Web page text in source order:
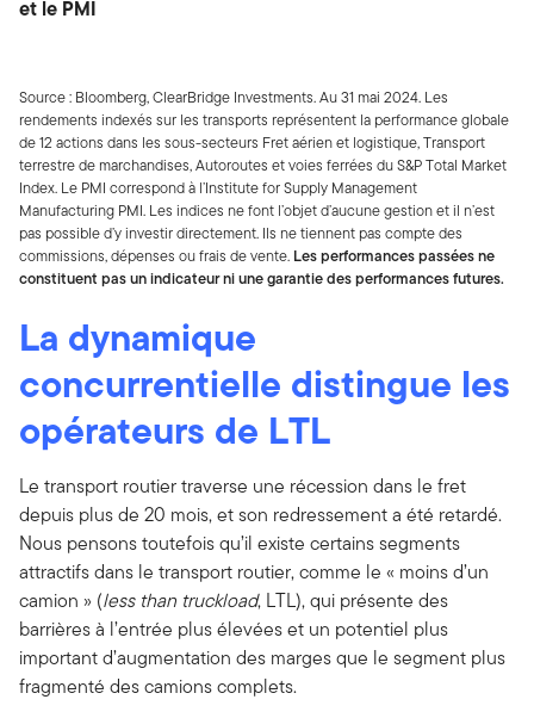
et le PMI
Source : Bloomberg, ClearBridge Investments. Au 31 mai 2024. Les
rendements indexés sur les transports représentent la performance globale
de 12 actions dans les sous-secteurs Fret aérien et logistique, Transport
terrestre de marchandises, Autoroutes et voies ferrées du S&P Total Market
Index. Le PMI correspond à l’Institute for Supply Management
Manufacturing PMI. Les indices ne font l’objet d’aucune gestion et il n’est
pas possible d’y investir directement. Ils ne tiennent pas compte des
commissions, dépenses ou frais de vente. Les performances passées ne
constituent pas un indicateur ni une garantie des performances futures.
La dynamique
concurrentielle distingue les
opérateurs de LTL
Le transport routier traverse une récession dans le fret
depuis plus de 20 mois, et son redressement a été retardé.
Nous pensons toutefois qu’il existe certains segments
attractifs dans le transport routier, comme le « moins d’un
camion » (less than truckload, LTL), qui présente des
barrières à l’entrée plus élevées et un potentiel plus
important d’augmentation des marges que le segment plus
fragmenté des camions complets.